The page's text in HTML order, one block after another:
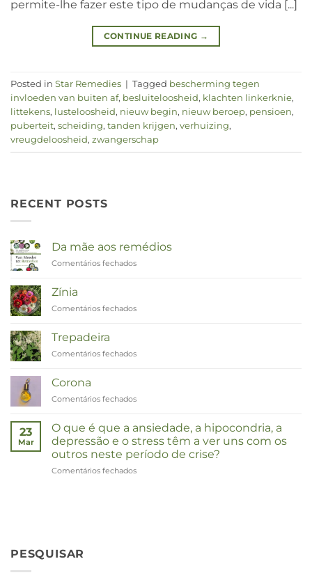
permite-lhe fazer este tipo de mudanças de vida [...]
CONTINUE READING →
Posted in Star Remedies | Tagged bescherming tegen
invloeden van buiten af, besluiteloosheid, klachten linkerknie,
littekens, lusteloosheid, nieuw begin, nieuw beroep, pensioen,
puberteit, scheiding, tanden krijgen, verhuizing,
vreugdeloosheid, zwangerschap
RECENT POSTS
Da mãe aos remédios
Comentários fechados
Zínia
Comentários fechados
Trepadeira
Comentários fechados
Corona
Comentários fechados
23
Mar
O que é que a ansiedade, a hipocondria, a
depressão e o stress têm a ver uns com os
outros neste período de crise?
Comentários fechados
PESQUISAR